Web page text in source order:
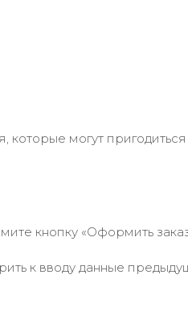
могут пригодиться
кнопку «Оформить
к вводу данные